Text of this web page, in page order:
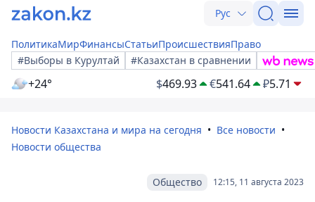
Рус
ПолитикаМирФинансыСтатьиПроисшествияПраво
#Выборы в Курултай
#Казахстан в сравнении
+24° $469.93 €541.64 ₽5.71
Новости Казахстана и мира на сегодня
Все новости
Новости общества
12:15, 11 августа 2023
Общество